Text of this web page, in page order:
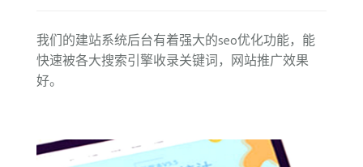
求，携助客户开拓市场，为企业的品牌建设、
产品网络推广提供了最好的帮助与支持。
网站制作：专注于各类网站制作、商城制作、
我们的建站系统后台有着强大的seo优化功能，能
快速被各大搜索引擎收录关键词，网站推广效果
好。